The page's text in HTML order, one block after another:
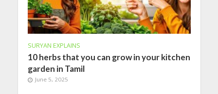
SURYAN EXPLAINS
10 herbs that you can grow in your kitchen
garden in Tamil
June 5, 2025